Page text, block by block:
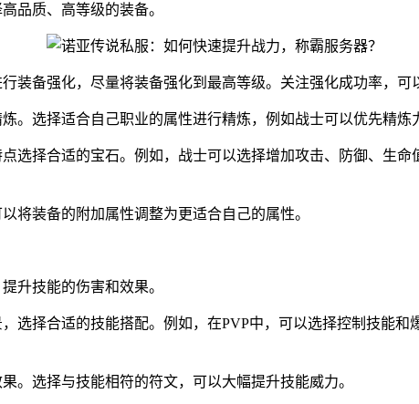
品质、高等级的装备。
装备强化，尽量将装备强化到最高等级。关注强化成功率，可
。选择适合自己职业的属性进行精炼，例如战士可以优先精炼
选择合适的宝石。例如，战士可以选择增加攻击、防御、生
将装备的附加属性调整为更适合自己的属性。
升技能的伤害和效果。
选择合适的技能搭配。例如，在PVP中，可以选择控制技能
。选择与技能相符的符文，可以大幅提升技能威力。